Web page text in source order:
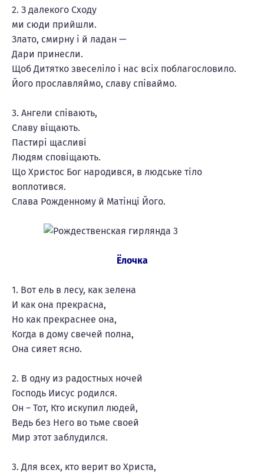
2. З далекого Сходу
ми сюди прийшли.
Злато, смирну і й ладан —
Дари принесли.
Щоб Дитятко звеселіло і нас всіх поблагословило.
Його прославляймо, славу співаймо.
3. Ангели співають,
Славу віщають.
Пастирі щасливі
Людям сповіщають.
Що Христос Бог народився, в людське тіло
воплотився.
Слава Рожденному й Матінці Його.
Ёлочка
1. Вот ель в лесу, как зелена
И как она прекрасна,
Но как прекраснее она,
Когда в дому свечей полна,
Она сияет ясно.
2. В одну из радостных ночей
Господь Иисус родился.
Он – Тот, Кто искупил людей,
Ведь без Него во тьме своей
Мир этот заблудился.
3. Для всех, кто верит во Христа,